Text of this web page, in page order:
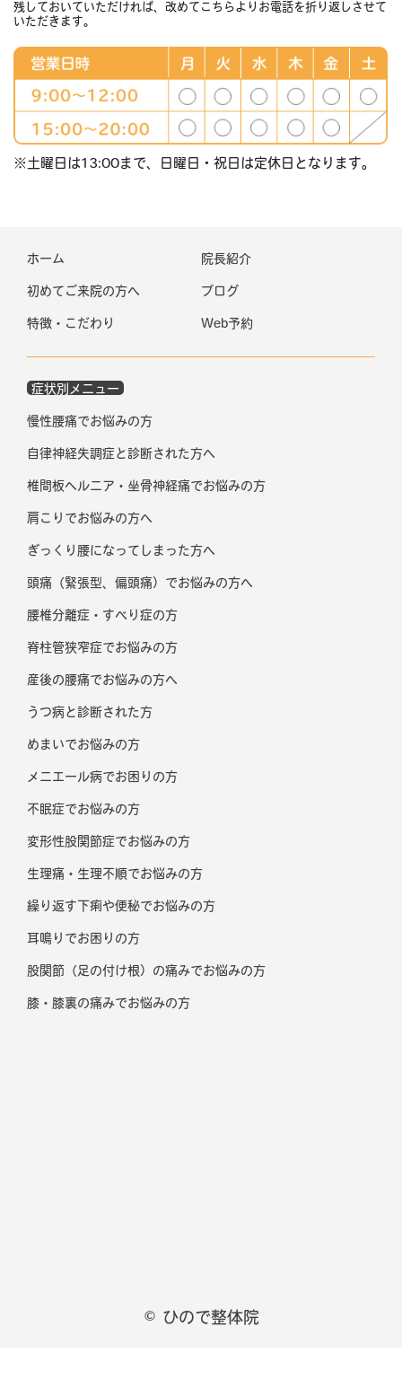
残しておいていただければ、改めてこちらよりお電話を折り返しさせて
いただきます。
※土曜日は13:00まで、日曜日・祝日は定休日となります。
ホーム 院長紹介
初めてご来院の方へ ブログ
特徴・こだわり Web予約
症状別メニュー
慢性腰痛でお悩みの方
自律神経失調症と診断された方へ
椎間板ヘルニア・坐骨神経痛でお悩みの方
肩こりでお悩みの方へ
ぎっくり腰になってしまった方へ
頭痛（緊張型、偏頭痛）でお悩みの方へ
腰椎分離症・すべり症の方
脊柱管狭窄症でお悩みの方
産後の腰痛でお悩みの方へ
うつ病と診断された方
めまいでお悩みの方
メニエール病でお困りの方
不眠症でお悩みの方
変形性股関節症でお悩みの方
生理痛・生理不順でお悩みの方
繰り返す下痢や便秘でお悩みの方
耳鳴りでお困りの方
股関節（足の付け根）の痛みでお悩みの方
膝・膝裏の痛みでお悩みの方
© ひので整体院